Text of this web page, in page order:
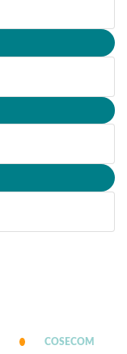
COSECOM